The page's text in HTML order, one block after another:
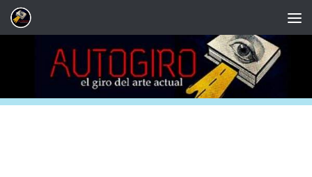
Saltar al contenido